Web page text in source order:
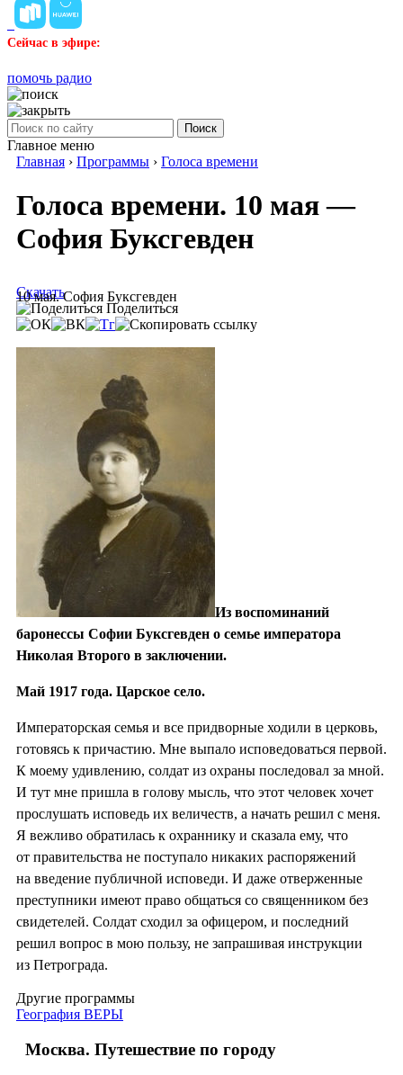
Сейчас в эфире:
помочь радио
Поиск
Главное меню
Главная › Программы › Голоса времени
Голоса времени. 10 мая —
София Буксгевден
10 мая. София Буксгевден
Скачать
Поделиться
Из воспоминаний
баронессы Софии Буксгевден о семье императора
Николая Второго в заключении.
Май 1917 года. Царское село.
Императорская семья и все придворные ходили в церковь,
гото­вясь к причастию. Мне выпало исповедоваться первой.
К моему удивлению, солдат из охраны последовал за мной.
И тут мне пришла в голову мысль, что этот человек хочет
прослушать исповедь их величеств, а начать решил с меня.
Я вежливо обратилась к охраннику и ска­зала ему, что
от правительства не поступало никаких распоряже­ний
на введение пуб­личной исповеди. И даже отверженные
преступни­ки имеют право общаться со священником без
сви­детелей. Солдат сходил за офицером, и последний
решил вопрос в мою пользу, не запрашивая инструкции
из Петрограда.
Другие программы
География ВЕРЫ
Москва. Путешествие по городу